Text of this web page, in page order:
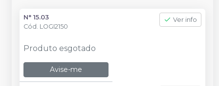
N° 15.03
Cód. LOGI2150
Ver info
Produto esgotado
Avise-me